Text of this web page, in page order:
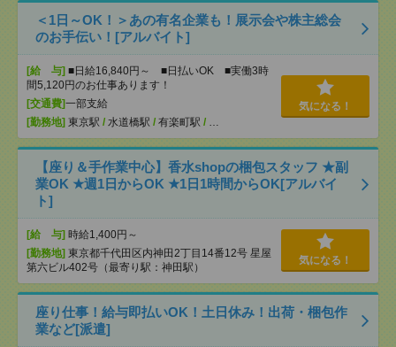
＜1日～OK！＞あの有名企業も！展示会や株主総会
のお手伝い！[アルバイト]
[給 与] ■日給16,840円～ ■日払いOK ■実働3時
間5,120円のお仕事あります！
[交通費]一部支給
[勤務地] 東京駅 / 水道橋駅 / 有楽町駅 / …
気になる！
【座り＆手作業中心】香水shopの梱包スタッフ ★副
業OK ★週1日からOK ★1日1時間からOK[アルバイ
ト]
[給 与] 時給1,400円～
[勤務地] 東京都千代田区内神田2丁目14番12号 星屋
第六ビル402号（最寄り駅：神田駅）
気になる！
座り仕事！給与即払いOK！土日休み！出荷・梱包作
業など[派遣]